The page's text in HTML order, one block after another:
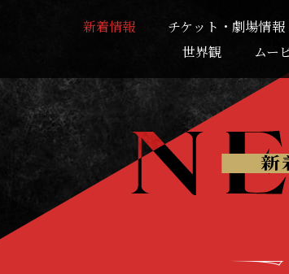
新着情報 チケット・劇場情報
世界観
ムー
新